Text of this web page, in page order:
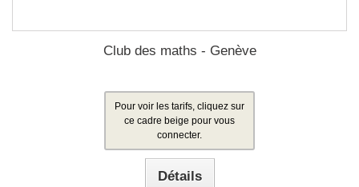
Club des maths - Genève
Pour voir les tarifs, cliquez sur
ce cadre beige pour vous
connecter.
Détails